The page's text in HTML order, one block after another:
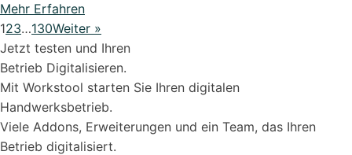
Mehr Erfahren
123…130Weiter »
Jetzt testen und Ihren
Betrieb Digitalisieren.
Mit Workstool starten Sie Ihren digitalen
Handwerksbetrieb.
Viele Addons, Erweiterungen und ein Team, das Ihren
Betrieb digitalisiert.